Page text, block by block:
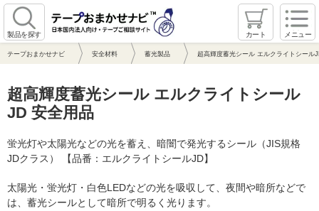
製品を探す カート メニュー
テープおまかせナビ 安全材料 蓄光製品 超高輝度蓄光シール エルクライトシール
超高輝度蓄光シール エルクライトシール
JD 安全用品
蛍光灯や太陽光などの光を蓄え、暗闇で発光するシール（JIS規格
JDクラス） 【品番：エルクライトシールJD】
太陽光・蛍光灯・白色LEDなどの光を吸収して、夜間や暗所などで
は、蓄光シールとして暗所で明るく光ります。